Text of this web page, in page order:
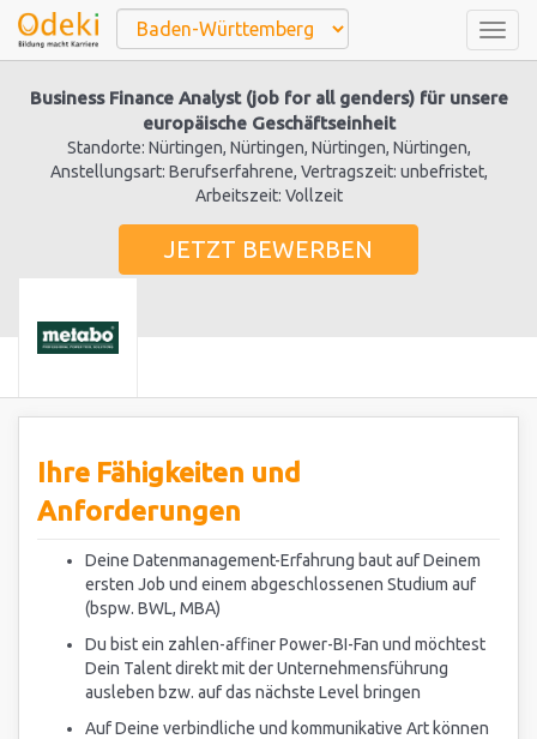
Business Finance Analyst (job for all genders) für unsere
europäische Geschäftseinheit
Standorte: Nürtingen, Nürtingen, Nürtingen, Nürtingen,
Anstellungsart: Berufserfahrene, Vertragszeit: unbefristet,
Arbeitszeit: Vollzeit
JETZT BEWERBEN
Ihre Fähigkeiten und
Anforderungen
Deine Datenmanagement-Erfahrung baut auf Deinem
ersten Job und einem abgeschlossenen Studium auf
(bspw. BWL, MBA)
Du bist ein zahlen-affiner Power-BI-Fan und möchtest
Dein Talent direkt mit der Unternehmensführung
ausleben bzw. auf das nächste Level bringen
Auf Deine verbindliche und kommunikative Art können